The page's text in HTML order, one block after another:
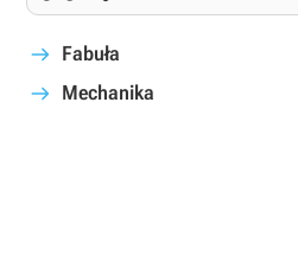
Fabuła
Mechanika